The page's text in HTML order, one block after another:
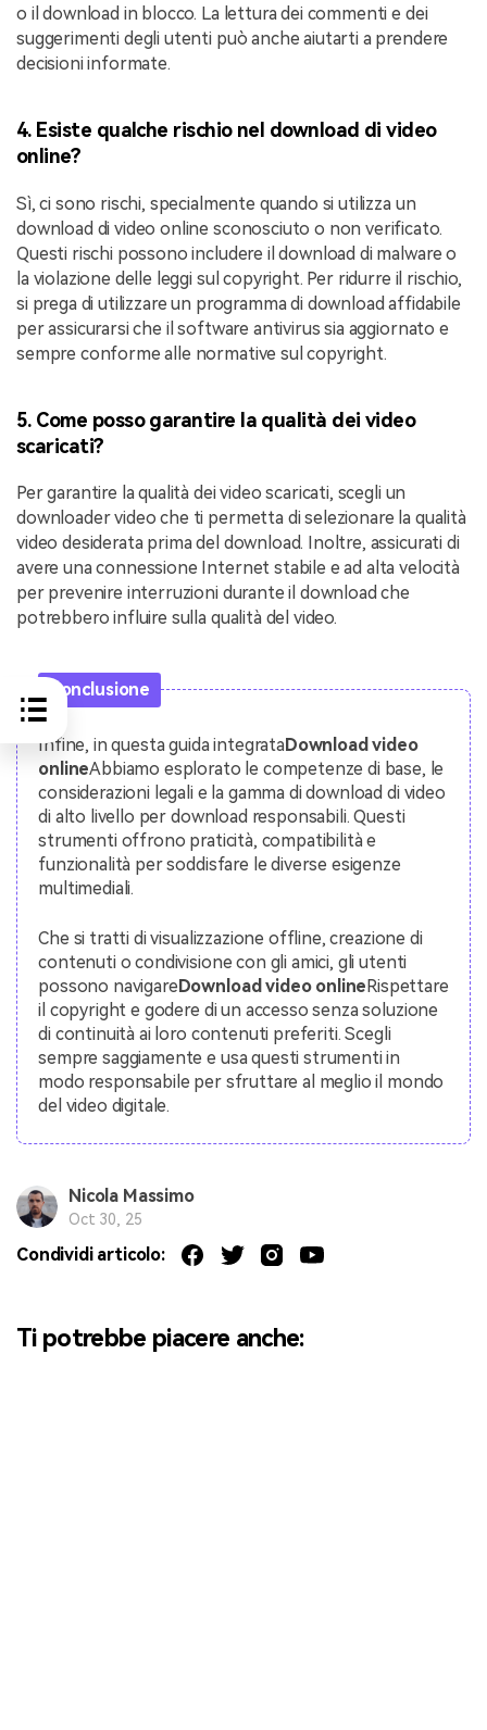
o il download in blocco. La lettura dei commenti e dei
suggerimenti degli utenti può anche aiutarti a prendere
decisioni informate.
4. Esiste qualche rischio nel download di video
online?
Sì, ci sono rischi, specialmente quando si utilizza un
download di video online sconosciuto o non verificato.
Questi rischi possono includere il download di malware o
la violazione delle leggi sul copyright. Per ridurre il rischio,
si prega di utilizzare un programma di download affidabile
per assicurarsi che il software antivirus sia aggiornato e
sempre conforme alle normative sul copyright.
5. Come posso garantire la qualità dei video
scaricati?
Per garantire la qualità dei video scaricati, scegli un
downloader video che ti permetta di selezionare la qualità
video desiderata prima del download. Inoltre, assicurati di
avere una connessione Internet stabile e ad alta velocità
per prevenire interruzioni durante il download che
potrebbero influire sulla qualità del video.
Conclusione
Infine, in questa guida integrataDownload video
onlineAbbiamo esplorato le competenze di base, le
considerazioni legali e la gamma di download di video
di alto livello per download responsabili. Questi
strumenti offrono praticità, compatibilità e
funzionalità per soddisfare le diverse esigenze
multimediali.
Che si tratti di visualizzazione offline, creazione di
contenuti o condivisione con gli amici, gli utenti
possono navigare Download video online Rispettare
il copyright e godere di un accesso senza soluzione
di continuità ai loro contenuti preferiti. Scegli
sempre saggiamente e usa questi strumenti in
modo responsabile per sfruttare al meglio il mondo
del video digitale.
Nicola Massimo
Oct 30, 25
Condividi articolo:
Ti potrebbe piacere anche: